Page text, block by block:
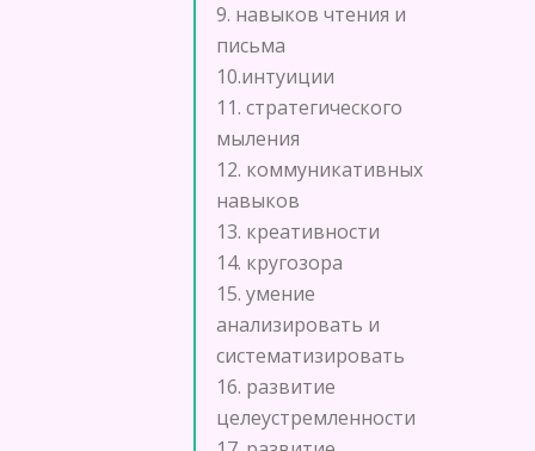
9. навыков чтения и
письма
10.интуиции
11. стратегического
мыления
12. коммуникативных
навыков
13. креативности
14. кругозора
15. умение
анализировать и
систематизировать
16. развитие
целеустремленности